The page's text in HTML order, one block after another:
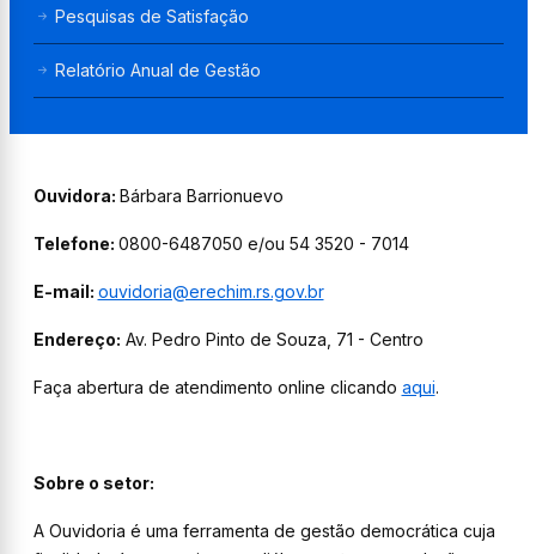
Pesquisas de Satisfação
Relatório Anual de Gestão
Ouvidora: Bárbara Barrionuevo
Telefone: 0800-6487050 e/ou 54 3520 - 7014
E-mail: ouvidoria@erechim.rs.gov.br
Endereço: Av. Pedro Pinto de Souza, 71 - Centro
Faça abertura de atendimento online clicando aqui.
Sobre o setor:
A Ouvidoria é uma ferramenta de gestão democrática cuja